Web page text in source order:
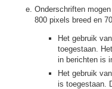
Onderschriften
800 pixels breed en
Het gebruik
toegestaan.
in berichten is
Het gebruik
is toegestaan.